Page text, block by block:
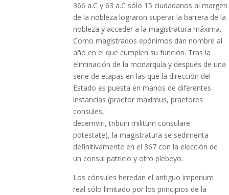
366 a.C y 63 a.C sólo 15 ciudadanos al margen
de la nobleza lograron superar la barrera de la
nobleza y acceder a la magistratura máxima.
Como magistrados epónimos dan nombre al
año en el que cumplen su función. Tras la
eliminación de la monarquía y después de una
serie de etapas en las que la dirección del
Estado es puesta en manos de diferentes
instancias (praetor maximus, praetores
consules,
decemviri, tribuni militum consulare
potestate), la magistratura se sedimenta
definitivamente en el 367 con la elección de
un consul patricio y otro plebeyo.
Los cónsules heredan el antiguo imperium
real sólo limitado por los principios de la